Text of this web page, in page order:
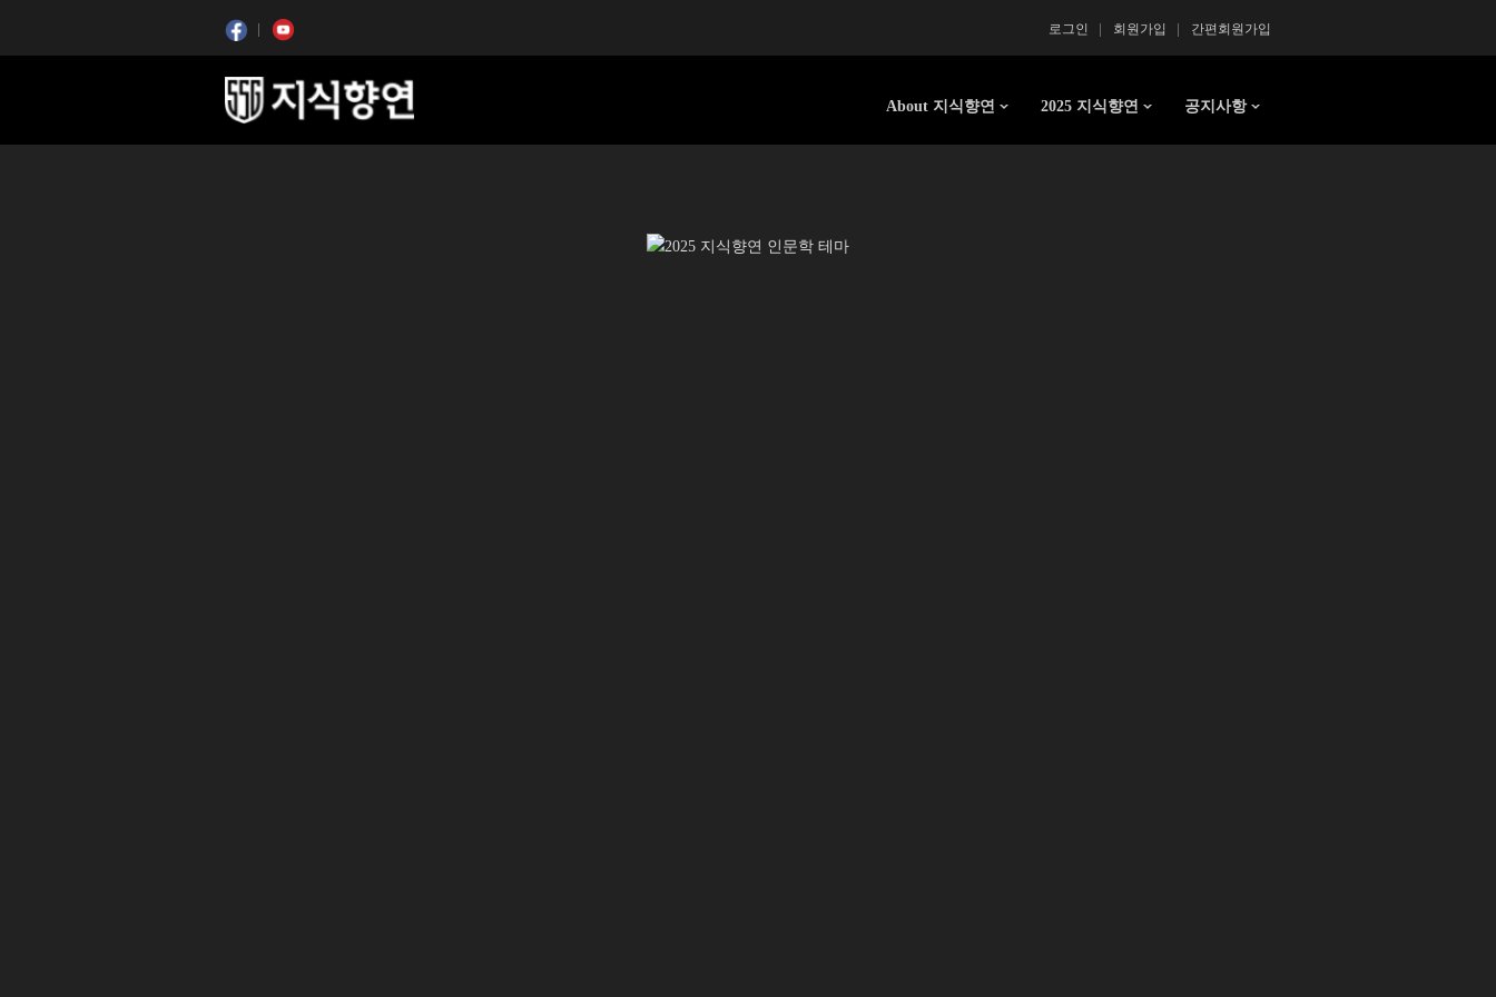
간편회원가입
회원가입
로그인
About 지식향연 2025 지식향연 공지사항